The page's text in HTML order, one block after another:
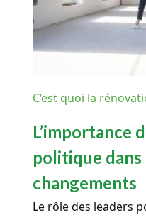
C’est quoi la
L’importance
politique dans
changements
Le rôle des leaders